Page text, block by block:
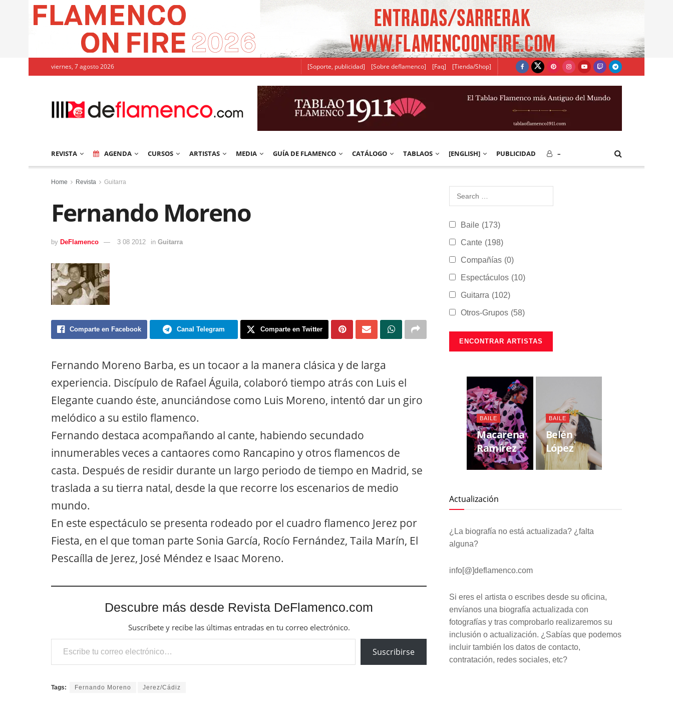
viernes, 7 agosto 2026 [Soporte, publicidad] [Sobre deflamenco] [Faq] [Tienda/Shop]
REVISTA AGENDA CURSOS ARTISTAS MEDIA GUÍA DE FLAMENCO CATÁLOGO TABLAOS [ENGLISH] PUBLICIDAD –
Home Revista Guitarra
Fernando Moreno
by DeFlamenco 3 08 2012 in Guitarra
Comparte en Facebook Canal Telegram Comparte en Twitter
Fernando Moreno Barba, es un tocaor a la manera clásica y de larga
experiencia. Discípulo de Rafael Águila, colaboró tiempo atrás con Luis el
Elegante cuando éste, anunciándose como Luis Moreno, intentó dar un giro
melódico a su estilo flamenco.
Fernando destaca acompañando al cante, habiendo secundado
innumerables veces a cantaores como Rancapino y otros flamencos de
casta. Después de residir durante un largo periodo de tiempo en Madrid, se
traslada a su tierra natal, desde la que recorre los escenarios de medio
mundo.
En este espectáculo se presenta rodeado por el cuadro flamenco Jerez por
Fiesta, en el que toman parte Sonia García, Rocío Fernández, Taila Marín, El
Pescaílla de Jerez, José Méndez e Isaac Moreno.
Descubre más desde Revista DeFlamenco.com
Suscríbete y recibe las últimas entradas en tu correo electrónico.
Escribe tu correo electrónico…
Suscribirse
Tags: Fernando Moreno Jerez/Cádiz
Baile (173)
Cante (198)
Compañías (0)
Espectáculos (10)
Guitarra (102)
Otros-Grupos (58)
BAILE
Macarena
Ramírez
BAILE
Belén
López
Actualización
¿La biografía no está actualizada? ¿falta
alguna?
info[@]deflamenco.com
Si eres el artista o escribes desde su oficina,
envíanos una biografía actualizada con
fotografías y tras comprobarlo realizaremos su
inclusión o actualización. ¿Sabías que podemos
incluir también los datos de contacto,
contratación, redes sociales, etc?